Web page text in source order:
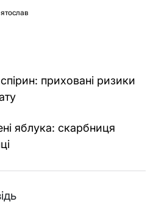
приховані ризики
яблука: скарбниця